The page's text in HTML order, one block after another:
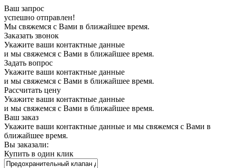
Ваш запрос
успешно отправлен!
Мы свяжемся с Вами в ближайшее время.
Заказать звонок
Укажите ваши контактные данные
и мы свяжемся с Вами в ближайшее время.
Задать вопрос
Укажите ваши контактные данные
и мы свяжемся с Вами в ближайшее время.
Рассчитать цену
Укажите ваши контактные данные
и мы свяжемся с Вами в ближайшее время.
Ваш заказ
Укажите ваши контактные данные и мы свяжемся с Вами в
ближайшее время.
Вы заказали:
Купить в один клик